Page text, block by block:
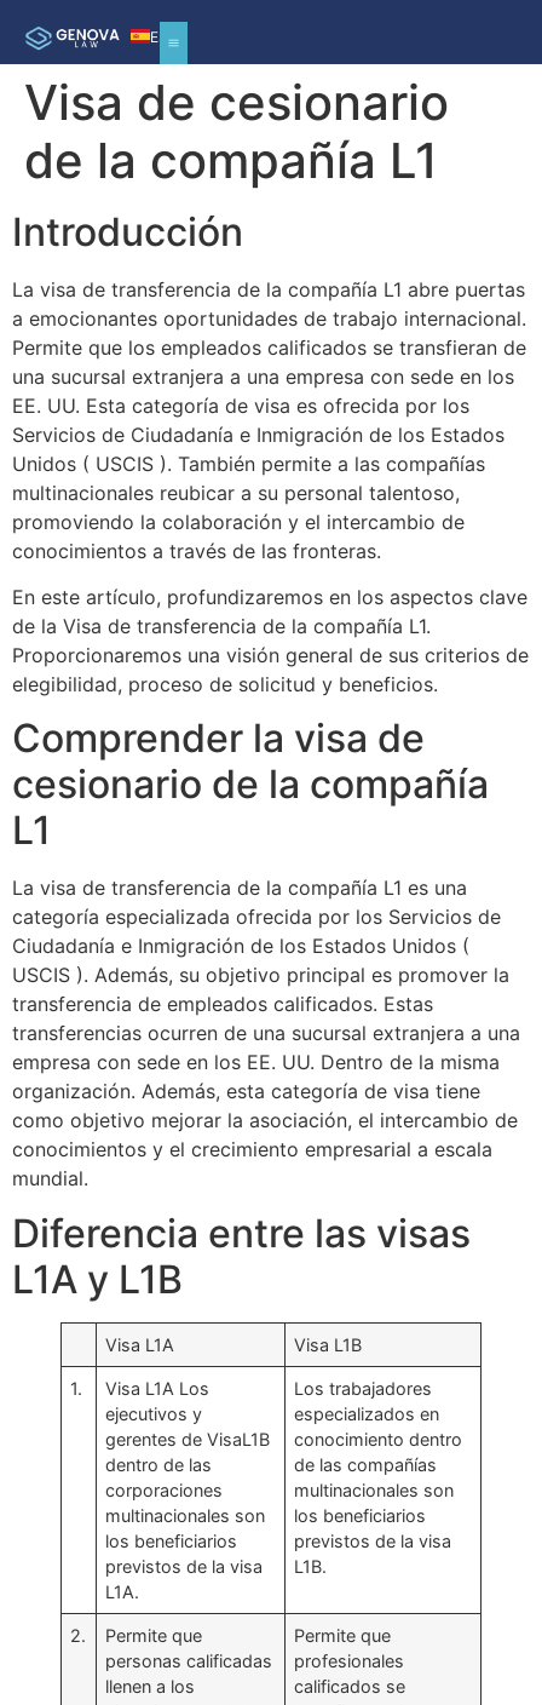
ES
Visa de cesionario
de la compañía L1
Introducción
La visa de transferencia de la compañía L1 abre puertas
a emocionantes oportunidades de trabajo internacional.
Permite que los empleados calificados se transfieran de
una sucursal extranjera a una empresa con sede en los
EE. UU. Esta categoría de visa es ofrecida por los
Servicios de Ciudadanía e Inmigración de los Estados
Unidos ( USCIS ). También permite a las compañías
multinacionales reubicar a su personal talentoso,
promoviendo la colaboración y el intercambio de
conocimientos a través de las fronteras.
En este artículo, profundizaremos en los aspectos clave
de la Visa de transferencia de la compañía L1.
Proporcionaremos una visión general de sus criterios de
elegibilidad, proceso de solicitud y beneficios.
Comprender la visa de
cesionario de la compañía
L1
La visa de transferencia de la compañía L1 es una
categoría especializada ofrecida por los Servicios de
Ciudadanía e Inmigración de los Estados Unidos (
USCIS ). Además, su objetivo principal es promover la
transferencia de empleados calificados. Estas
transferencias ocurren de una sucursal extranjera a una
empresa con sede en los EE. UU. Dentro de la misma
organización. Además, esta categoría de visa tiene
como objetivo mejorar la asociación, el intercambio de
conocimientos y el crecimiento empresarial a escala
mundial.
Diferencia entre las visas
L1A y L1B
Visa L1A Visa L1B
1.
Visa L1A Los
ejecutivos y
gerentes de VisaL1B
dentro de las
corporaciones
multinacionales son
los beneficiarios
previstos de la visa
L1A.
Los trabajadores
especializados en
conocimiento dentro
de las compañías
multinacionales son
los beneficiarios
previstos de la visa
L1B.
2.
Permite que
personas calificadas
llenen a los
Permite que
profesionales
calificados se